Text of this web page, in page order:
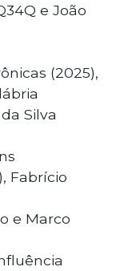
e João
(2025),
Silva
Fabrício
e Marco